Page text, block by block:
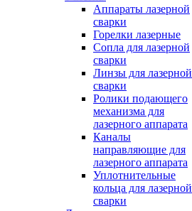
Аппараты лазерной
сварки
Горелки лазерные
Сопла для лазерной
сварки
Линзы для лазерной
сварки
Ролики подающего
механизма для
лазерного аппарата
Каналы
направляющие для
лазерного аппарата
Уплотнительные
кольца для лазерной
сварки